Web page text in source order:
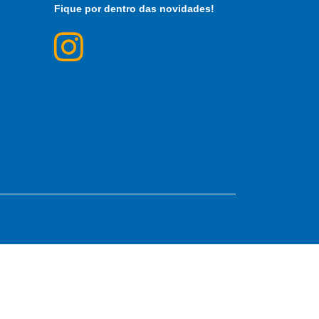
Fique por dentro das novidades!